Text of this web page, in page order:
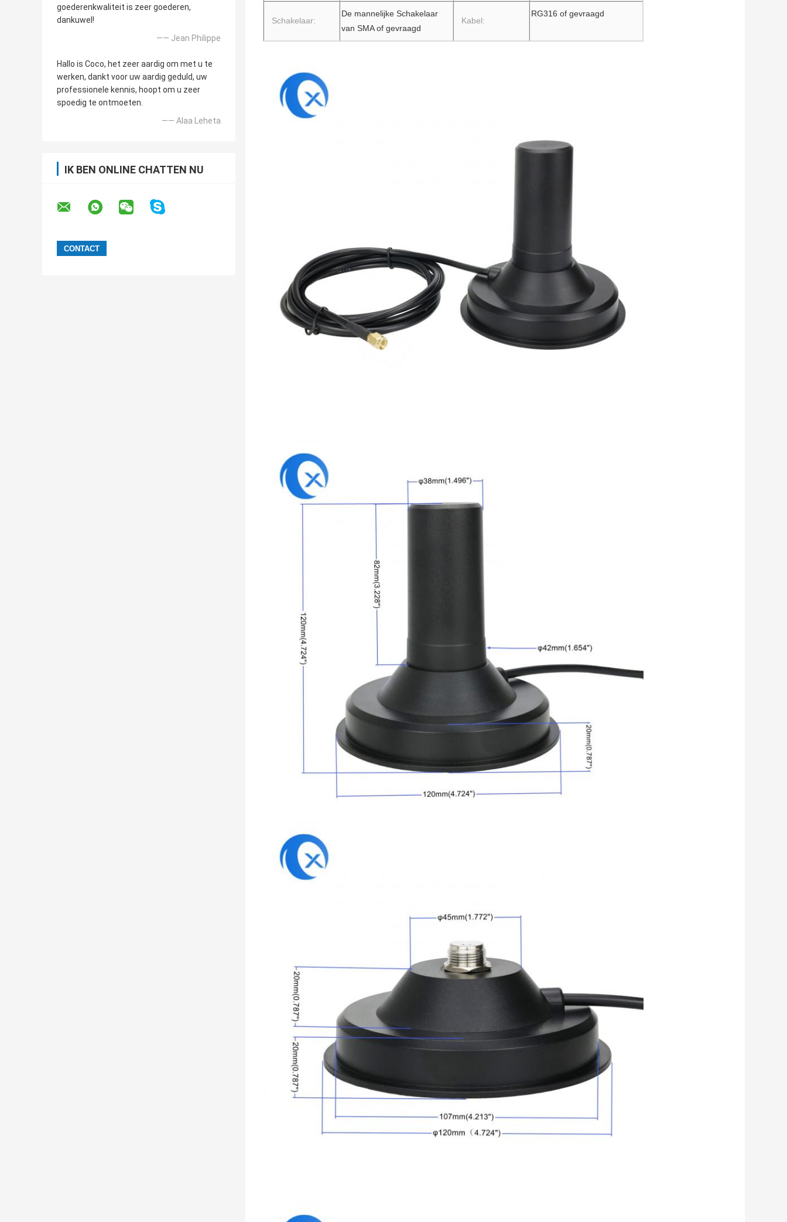
goederenkwaliteit is zeer goederen,
dankuwel!
—— Jean Philippe
Hallo is Coco, het zeer aardig om met u te
werken, dankt voor uw aardig geduld, uw
professionele kennis, hoopt om u zeer
spoedig te ontmoeten.
—— Alaa Leheta
IK BEN ONLINE CHATTEN NU
Schakelaar:
De mannelijke Schakelaar
van SMA of gevraagd
Kabel:
RG316 of gevraagd